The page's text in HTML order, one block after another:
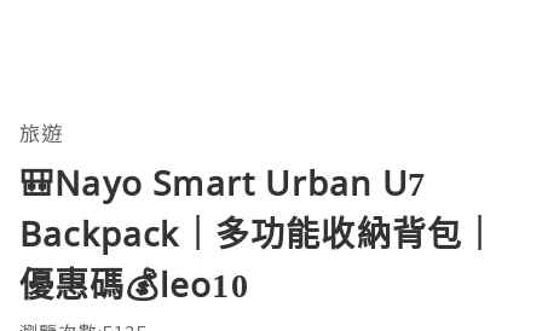
旅遊
🎒Nayo Smart Urban U7
Backpack｜多功能收納背包｜
優惠碼💰leo10